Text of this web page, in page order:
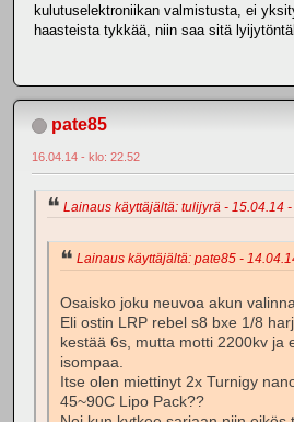
kulutuselektroniikan valmistusta, ei
haasteista tykkää, niin saa sitä
pate85
16.04.14 - klo: 22.52
Lainaus käyttäjältä: tulijyrä - 15.04.14
Lainaus käyttäjältä: pate85 -
Osaisko joku neuvoa akun
Eli ostin LRP rebel s8 bxe 1/8
kestää 6s, mutta motti 2200kv ja
isompaa.
Itse olen miettinyt 2x Turnigy
45~90C Lipo Pack??